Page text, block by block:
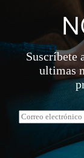
Suscríbete
ultimas
C
o